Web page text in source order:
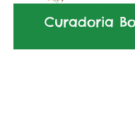
Curadoria